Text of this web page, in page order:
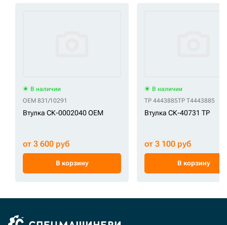
В наличии
OEM 831/10291
Втулка СК-0002040 OEM
от 3 600 руб
В корзину
В наличии
TP 4443885TP T4443885
Втулка СК-40731 TP
от 3 100 руб
В корзину